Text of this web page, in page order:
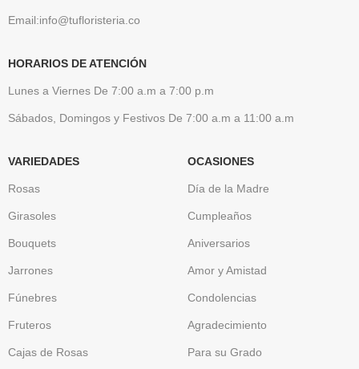
Email:info@tufloristeria.co
HORARIOS DE ATENCIÓN
Lunes a Viernes De 7:00 a.m a 7:00 p.m
Sábados, Domingos y Festivos De 7:00 a.m a 11:00 a.m
VARIEDADES
Rosas
Girasoles
Bouquets
Jarrones
Fúnebres
Fruteros
Cajas de Rosas
OCASIONES
Día de la Madre
Cumpleaños
Aniversarios
Amor y Amistad
Condolencias
Agradecimiento
Para su Grado